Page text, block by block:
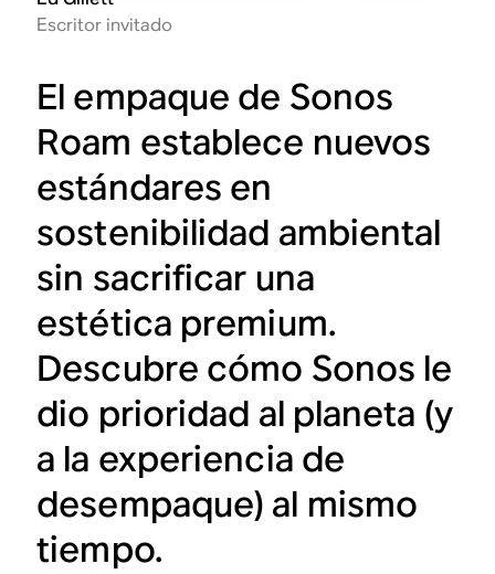
Escritor invitado
El empaque de Sonos
Roam establece nuevos
estándares en
sostenibilidad ambiental
sin sacrificar una
estética premium.
Descubre cómo Sonos le
dio prioridad al planeta (y
a la experiencia de
desempaque) al mismo
tiempo.